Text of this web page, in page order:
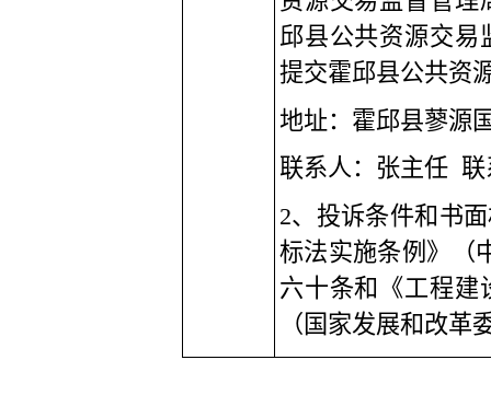
邱县公共资源交易
提交霍邱县公共资
地址： 霍邱县蓼源
联系人： 张主任
2、投诉条件和书
标法实施条例》（
六十条和《工程建
（国家发展和改革